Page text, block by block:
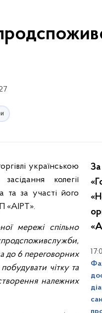
колегії
та за участі його
«АІРТ».
мережі спільно
до 6 переговорних
чітку та
належних
За